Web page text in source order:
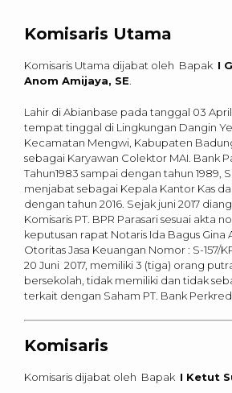
Komisaris Utama
Komisaris Utama dijabat oleh Bapak I
Anom Amijaya, SE.
Lahir di Abianbase pada tanggal 03 April
tempat tinggal di Lingkungan Dangin
Kecamatan Mengwi, Kabupaten
sebagai Karyawan Colektor MAI. Bank
Tahun1983 sampai dengan tahun 1989,
menjabat sebagai Kepala Kantor Kas
dengan tahun 2016. Sejak juni 2017
Komisaris PT. BPR Parasari sesuai akta
keputusan rapat Notaris Ida Bagus Gina
Otoritas Jasa Keuangan Nomor : S-157/
20 Juni 2017, memiliki 3 (tiga) orang
bersekolah, tidak memiliki dan tidak
terkait dengan Saham PT. Bank
Komisaris
Komisaris dijabat oleh Bapak I Ketut